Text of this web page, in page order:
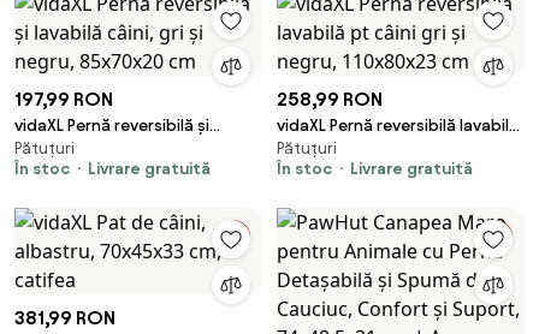
197,99 RON
vidaXL Pernă reversibilă și
lavabilă câini, gri și negru,
85x70x20 cm
Pătuțuri
În stoc
Livrare gratuită
258,99 RON
vidaXL Pernă reversibilă lavabilă
pt câini gri și negru, 110x80x23
cm
Pătuțuri
În stoc
Livrare gratuită
381,99 RON